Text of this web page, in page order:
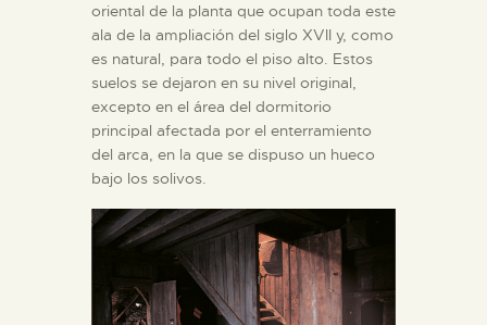
oriental de la planta que ocupan toda este
ala de la ampliación del siglo XVII y, como
es natural, para todo el piso alto. Estos
suelos se dejaron en su nivel original,
excepto en el área del dormitorio
principal afectada por el enterramiento
del arca, en la que se dispuso un hueco
bajo los solivos.